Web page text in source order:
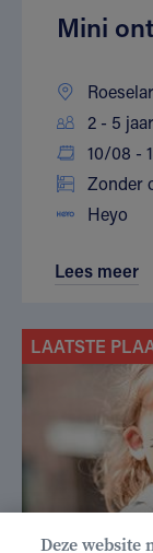
Mini
2 - 5 jaar
10/08 -
Zonder
Heyo
Lees meer
LAATSTE
Deze website